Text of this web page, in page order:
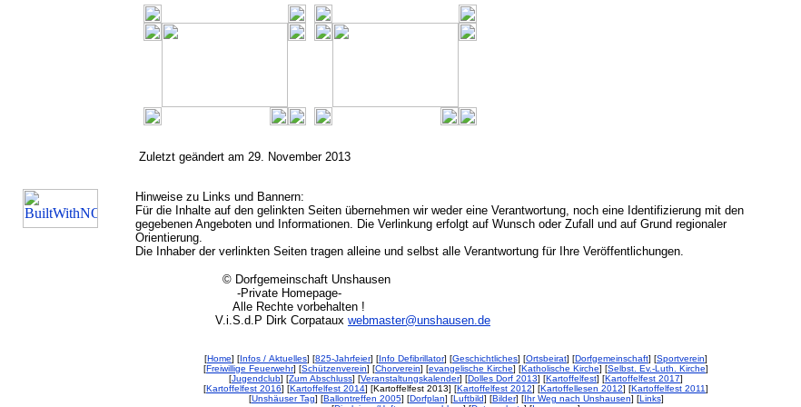
Zuletzt geändert am 29. November 2013
Hinweise zu Links und Bannern:
Für die Inhalte auf den gelinkten Seiten übernehmen wir weder eine Verantwortung, noch eine Identifizierung mit den
gegebenen Angeboten und Informationen. Die Verlinkung erfolgt auf Wunsch oder Zufall und auf Grund regionaler
Orientierung.
Die Inhaber der verlinkten Seiten tragen alleine und selbst alle Verantwortung für Ihre Veröffentlichungen.
© Dorfgemeinschaft Unshausen
-Private Homepage-
Alle Rechte vorbehalten !
V.i.S.d.P Dirk Corpataux webmaster@unshausen.de
[Home] [Infos / Aktuelles] [825-Jahrfeier] [Info Defibrillator] [Geschichtliches] [Ortsbeirat] [Dorfgemeinschaft] [Sportverein]
[Freiwillige Feuerwehr] [Schützenverein] [Chorverein] [evangelische Kirche] [Katholische Kirche] [Selbst. Ev.-Luth. Kirche]
[Jugendclub] [Zum Abschluss] [Veranstaltungskalender] [Dolles Dorf 2013] [Kartoffelfest] [Kartoffelfest 2017]
[Kartoffelfest 2016] [Kartoffelfest 2014] [Kartoffelfest 2013] [Kartoffelfest 2012] [Kartoffellesen 2012] [Kartoffelfest 2011]
[Unshäuser Tag] [Ballontreffen 2005] [Dorfplan] [Luftbild] [Bilder] [Ihr Weg nach Unshausen] [Links]